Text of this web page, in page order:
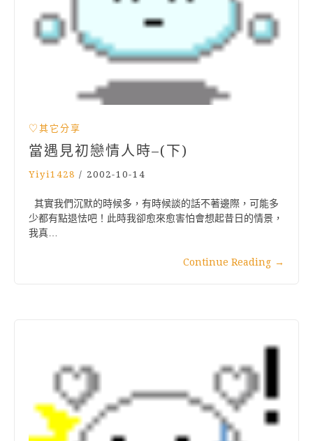
♡其它分享
當遇見初戀情人時–(下)
Yiyi1428 / 2002-10-14
其實我們沉默的時候多，有時候談的話不著邊際，可能多
少都有點退怯吧！此時我卻愈來愈害怕會想起昔日的情景，
我真…
Continue Reading →